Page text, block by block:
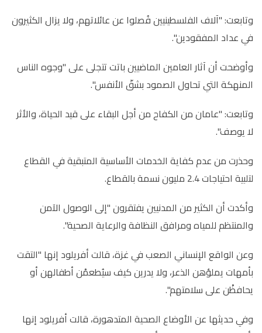
وتابعت: "آلاف الفلسطينيين فُصلوا عن عائلاتهم، ولا يزال الكثيرون
في عداد المفقودين".
وأوضحت أن آثار العامين الماضيين باتت تتجلى على "وجوه الناس
المنهكة التي تحاول الصمود بشقّ الأنفس".
وتابعت: "عامان من الكفاح من أجل البقاء على قيد الحياة، والأثر
لا يوصف".
وحذرت من عدم كفاية الخدمات الأساسية المتبقية في القطاع
لتلبية احتياجات 2.4 مليون نسمة بالقطاع.
وأكدت أن الكثير من المدنيين يفتقرون "إلى الوصول الآمن
والمنتظم للمياه ومرافق النظافة والرعاية الصحية".
وعن الواقع الإنساني الصعب في غزة، قالت أفريلود إنها "التقت
بأمهات يملؤهن الذعر، ولا يدرين كيف سيُطعمْن أطفالهن أو
يحافظْن على سلامتهم".
وفي حديثها عن الأوضاع الصحية المتدهورة، قالت أفريلود إنها